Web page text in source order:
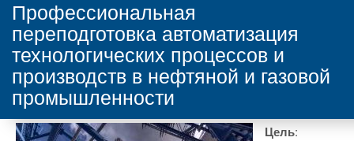
Профессиональная
переподготовка автоматизация
технологических процессов и
производств в нефтяной и газовой
промышленности
Цель: